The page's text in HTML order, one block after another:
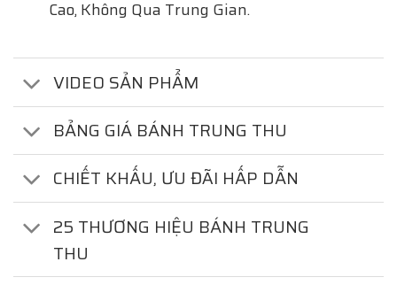
Cao, Không Qua Trung Gian.
VIDEO SẢN PHẨM
BẢNG GIÁ BÁNH TRUNG THU
CHIẾT KHẤU, ƯU ĐÃI HẤP DẪN
25 THƯƠNG HIỆU BÁNH TRUNG
THU